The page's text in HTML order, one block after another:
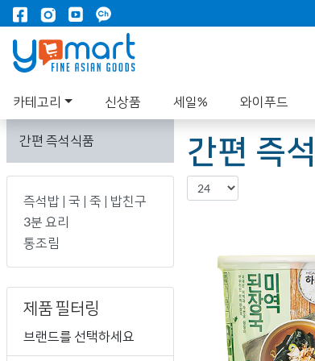
카테고리 신상품 세일% 와이푸드
간편 즉석식품
즉석밥 | 국 | 죽 | 밥친구
3분 요리
통조림
제품 필터링
브랜드를 선택하세요
간편 즉